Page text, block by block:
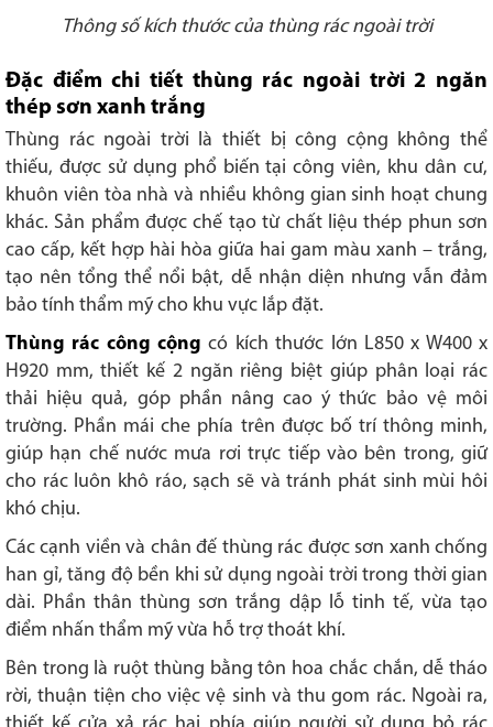
Thông số kích thước của thùng rác ngoài trời
Đặc điểm chi tiết thùng rác ngoài trời 2 ngăn
thép sơn xanh trắng
Thùng rác ngoài trời là thiết bị công cộng không thể
thiếu, được sử dụng phổ biến tại công viên, khu dân cư,
khuôn viên tòa nhà và nhiều không gian sinh hoạt chung
khác. Sản phẩm được chế tạo từ chất liệu thép phun sơn
cao cấp, kết hợp hài hòa giữa hai gam màu xanh – trắng,
tạo nên tổng thể nổi bật, dễ nhận diện nhưng vẫn đảm
bảo tính thẩm mỹ cho khu vực lắp đặt.
Thùng rác công cộng có kích thước lớn L850 x W400 x
H920 mm, thiết kế 2 ngăn riêng biệt giúp phân loại rác
thải hiệu quả, góp phần nâng cao ý thức bảo vệ môi
trường. Phần mái che phía trên được bố trí thông minh,
giúp hạn chế nước mưa rơi trực tiếp vào bên trong, giữ
cho rác luôn khô ráo, sạch sẽ và tránh phát sinh mùi hôi
khó chịu.
Các cạnh viền và chân đế thùng rác được sơn xanh chống
han gỉ, tăng độ bền khi sử dụng ngoài trời trong thời gian
dài. Phần thân thùng sơn trắng dập lỗ tinh tế, vừa tạo
điểm nhấn thẩm mỹ vừa hỗ trợ thoát khí.
Bên trong là ruột thùng bằng tôn hoa chắc chắn, dễ tháo
rời, thuận tiện cho việc vệ sinh và thu gom rác. Ngoài ra,